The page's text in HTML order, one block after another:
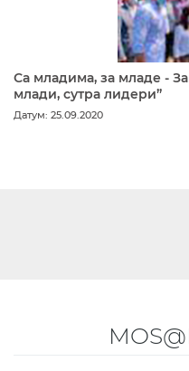
Са младима, за младе -
млади, сутра лидери”
Датум: 25.09.2020